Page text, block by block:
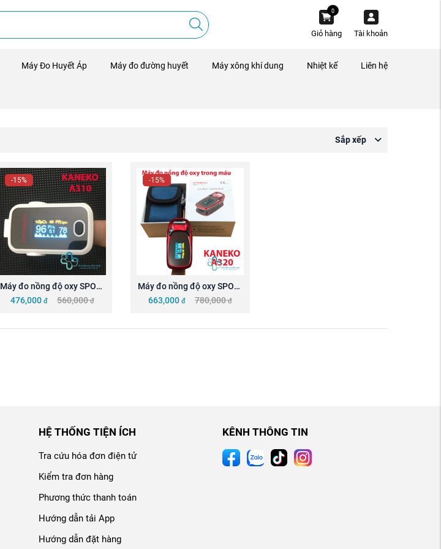
Tài khoản
0
Giỏ hàng
Máy Đo Huyết Áp Máy đo đường huyết Máy xông khí dung Nhiệt kế Liên hệ
Sắp xếp
-15%
Máy đo nồng độ oxy SPO2
KANEKO A310
476,000 đ 560,000 đ
-15%
Máy đo nồng độ oxy SPO2
KANEKO A320
663,000 đ 780,000 đ
HỆ THỐNG TIỆN ÍCH
Tra cứu hóa đơn điện tử
Kiểm tra đơn hàng
Phương thức thanh toán
Hướng dẫn tải App
Hướng dẫn đặt hàng
KÊNH THÔNG TIN